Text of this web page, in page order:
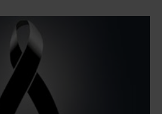
Madrid de Susmel